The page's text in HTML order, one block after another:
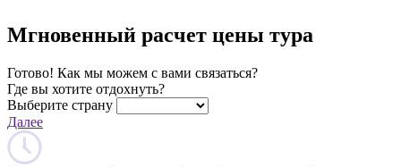
Мгновенный расчет цены тура
Готово! Как мы можем с вами связаться?
Где вы хотите отдохнуть?
Выберите страну
Далее